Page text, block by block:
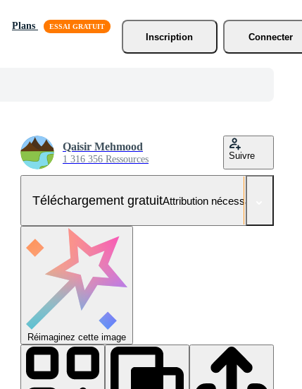
Plans
Inscription
Connecter
Qaisir Mehmood
1 316 356 Ressources Suivre
Téléchargement gratuitAttribution nécessaire
Réimaginez cette image